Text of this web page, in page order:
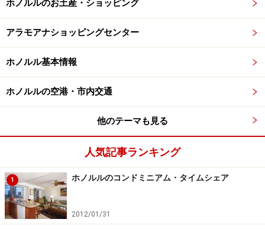
い。
※海外を訪れる際には最新情報の入手に努め、「外務省 海外安全
ホームページ」を確認するなど、安全確保に十分注意を払ってく
ホノルルのお土産・ショッピング
アラモアナショッピングセンター
ホノルル基本情報
ホノルルの空港・市内交通
他のテーマも見る
人気記事ランキング
1 ホノルルのコンドミニアム・タイムシェア
2012/01/31